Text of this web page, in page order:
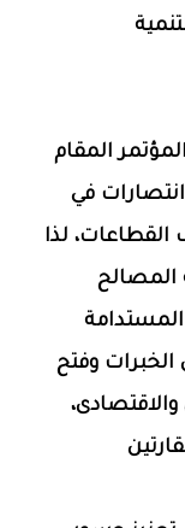
المقام
في
لذا
المصالح
الخبرات وفتح